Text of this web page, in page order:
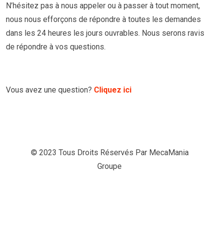
N’hésitez pas à nous appeler ou à passer à tout moment,
nous nous efforçons de répondre à toutes les demandes
dans les 24 heures les jours ouvrables. Nous serons ravis
de répondre à vos questions.
Vous avez une question? Cliquez ici
© 2023 Tous Droits Réservés Par MecaMania
Groupe